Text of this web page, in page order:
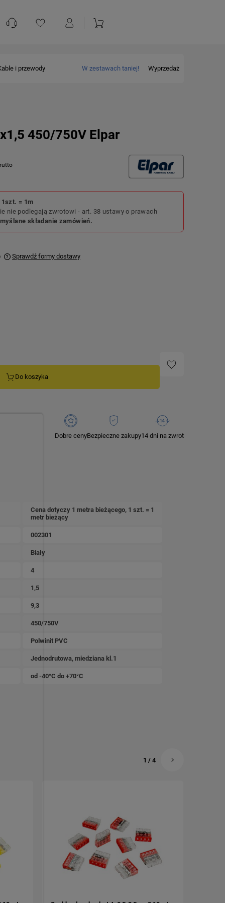
i przewody W zestawach taniej! Wyprzedaż
450/750V Elpar
= 1m
nie podlegają zwrotowi - art. 38 ustawy o prawach
składanie zamówień.
sprawdź formy dostawy
Do koszyka
Dobre cenyBezpieczne zakupy14 dni na zwrot
Cena dotyczy 1 metra bieżącego, 1 szt. = 1
metr bieżący
002301
Biały
4
1,5
9,3
450/750V
Polwinit PVC
Jednodrutowa, miedziana kl.1
od -40°C do +70°C
1 / 4